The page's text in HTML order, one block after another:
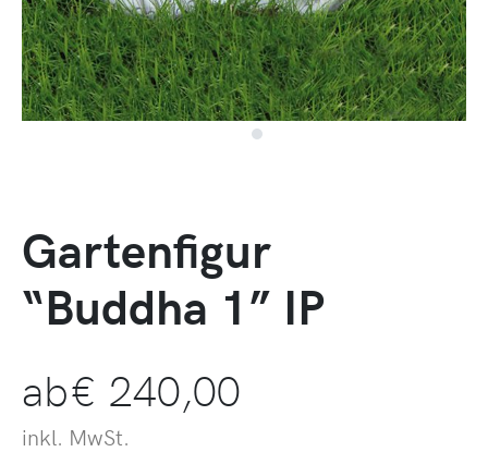
Gartenfigur
“Buddha 1” IP
ab€ 240,00
inkl. MwSt.